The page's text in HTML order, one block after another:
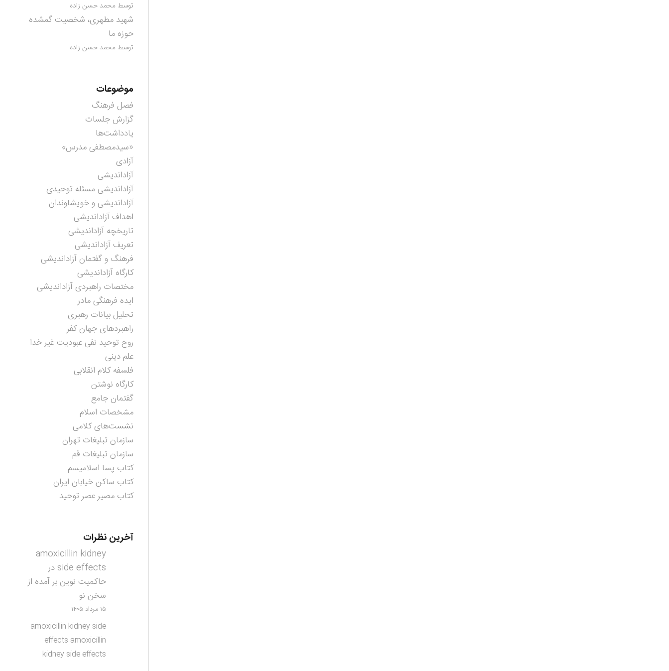
توسط محمد حسن زاده
شهید مطهری، شخصیت گمشده
حوزه ما
توسط محمد حسن زاده
موضوعات
فصل فرهنگ
گزارش جلسات
یادداشت‌ها
«سیدمصطفی مدرس»
آزادی
آزاداندیشی
آزاداندیشی مسئله توحیدی
آزاداندیشی و خویشاوندان
اهداف آزاداندیشی
تاریخچه آزاداندیشی
تعریف آزاداندیشی
فرهنگ و گفتمان آزاداندیشی
کارگاه آزاداندیشی
مختصات راهبردی آزاداندیشی
ایده فرهنگی مادر
تحلیل بیانات رهبری
راهبردهای جهان کفر
روح توحید نفی عبودیت غیر خدا
علم دینی
فلسفه کلام انقلابی
کارگاه نوشتن
گفتمان جامع
مشخصات اسلام
نشست‌های کلامی
سازمان تبلیغات تهران
سازمان تبلیغات قم
کتاب پسا اسلامیسم
کتاب ساکن خیابان ایران
کتاب مصیر عصر توحید
آخرین نظرات
amoxicillin kidney
side effects در
حاکمیت نوین بر آمده از
سخن نو
۱۵ مرداد ۱۴۰۵
amoxicillin kidney side
effects amoxicillin
kidney side effects